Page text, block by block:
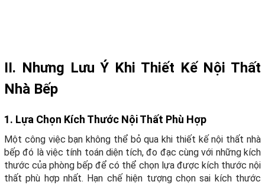
II. Nhưng Lưu Ý Khi Thiết Kế Nội Thất
Nhà Bếp
1. Lựa Chọn Kích Thước Nội Thất Phù Hợp
Một công việc bạn không thể bỏ qua khi thiết kế nội thất nhà
bếp đó là việc tính toán diện tích, đo đạc cùng với những kích
thước của phòng bếp để có thể chọn lựa được kích thước nội
thất phù hợp nhất. Hạn chế hiện tượng chọn sai kích thước